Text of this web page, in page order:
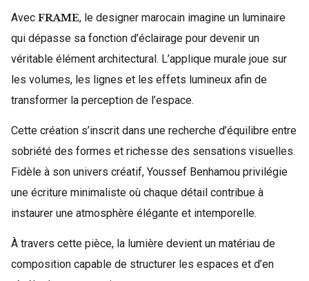
Avec FRAME, le designer marocain imagine un luminaire
qui dépasse sa fonction d’éclairage pour devenir un
véritable élément architectural. L’applique murale joue sur
les volumes, les lignes et les effets lumineux afin de
transformer la perception de l’espace.
Cette création s’inscrit dans une recherche d’équilibre entre
sobriété des formes et richesse des sensations visuelles.
Fidèle à son univers créatif, Youssef Benhamou privilégie
une écriture minimaliste où chaque détail contribue à
instaurer une atmosphère élégante et intemporelle.
À travers cette pièce, la lumière devient un matériau de
composition capable de structurer les espaces et d’en